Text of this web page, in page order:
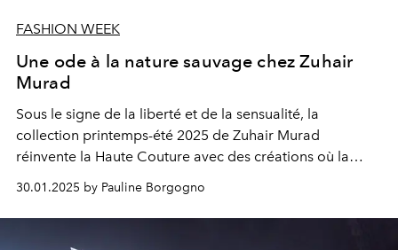
FASHION WEEK
Une ode à la nature sauvage chez Zuhair
Murad
Sous le signe de la liberté et de la sensualité, la
collection printemps-été 2025 de Zuhair Murad
réinvente la Haute Couture avec des créations où la
30.01.2025 by Pauline Borgogno